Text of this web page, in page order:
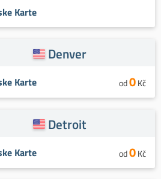
Karte
Denver
Karte od0Kč
Detroit
Karte od0Kč